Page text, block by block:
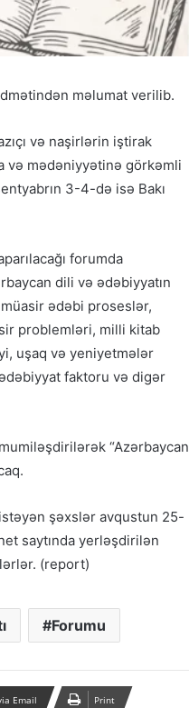
məlumat verilib.
və naşirlərin iştirak
və mədəniyyətinə görkəmli
3-4-də isə Bakı
forumda
dili və ədəbiyyatın
müasir ədəbi proseslər,
problemləri, milli kitab
uşaq və yeniyetmələr
faktoru və digər
“Azərbaycan
şəxslər avqustun 25-
saytında yerləşdirilən
(report)
Forumu
Email Print
və küçə etirazlarına
bəyanatı
qaçqın qadınların həyat